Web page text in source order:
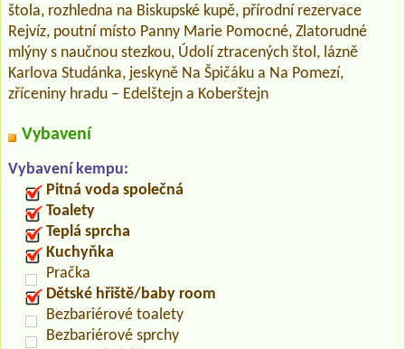
štola, rozhledna na Biskupské kupě, přírodní rezervace
Rejvíz, poutní místo Panny Marie Pomocné, Zlatorudné
mlýny s naučnou stezkou, Údolí ztracených štol, lázně
Karlova Studánka, jeskyně Na Špičáku a Na Pomezí,
zříceniny hradu – Edelštejn a Koberštejn
Vybavení
Vybavení kempu:
Pitná voda společná
Toalety
Teplá sprcha
Kuchyňka
Pračka
Dětské hřiště/baby room
Bezbariérové toalety
Bezbariérové sprchy